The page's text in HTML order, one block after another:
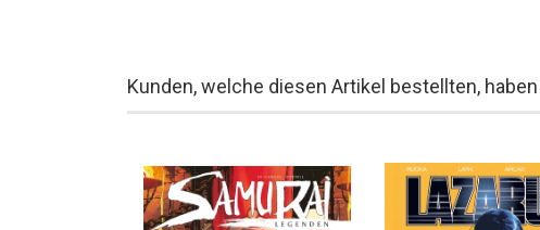
Kunden, welche diesen Artikel bestellten,